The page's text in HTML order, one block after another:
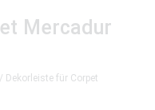
Mercadur
/ Dekorleiste für Corpet